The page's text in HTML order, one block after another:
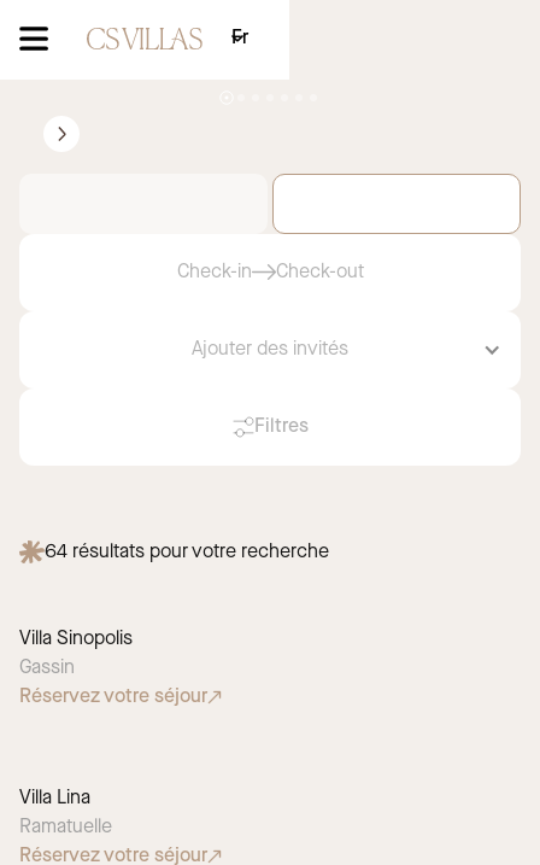
Fr
Villa Taillat
Check-in Check-out
Ajouter des invités
Filtres
64 résultats pour votre recherche
Villa Sinopolis
Gassin
Réservez votre séjour
Villa Lina
Ramatuelle
Réservez votre séjour